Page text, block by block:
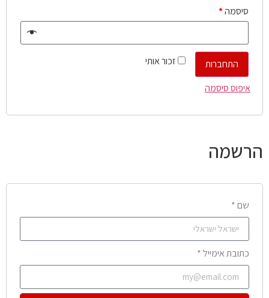
סיסמה*
זכור אותי
התחברות
איפוס סיסמה
הרשמה
שם *
כתובת אימייל *